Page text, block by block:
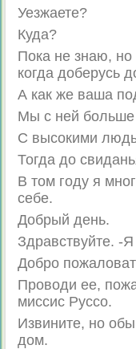
Уезжаете?
Куда?
Пока не знаю, но
когда доберусь
А как же ваша
Мы с ней больше
С высокими
Тогда до
В том году я
себе.
Добрый день.
Здравствуйте. -
Добро
Проводи ее,
миссис Руссо.
Извините, но
дом.